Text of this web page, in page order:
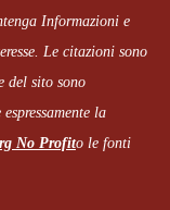
Informazioni e
Le citazioni sono
del sito sono
la
No Profito le fonti